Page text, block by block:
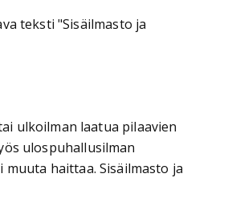
teksti "Sisäilmasto ja
ulkoilman laatua pilaavien
ulospuhallusilman
haittaa. Sisäilmasto ja